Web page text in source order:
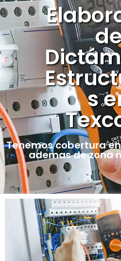
s
Tenemos cobertura
ademas de zona